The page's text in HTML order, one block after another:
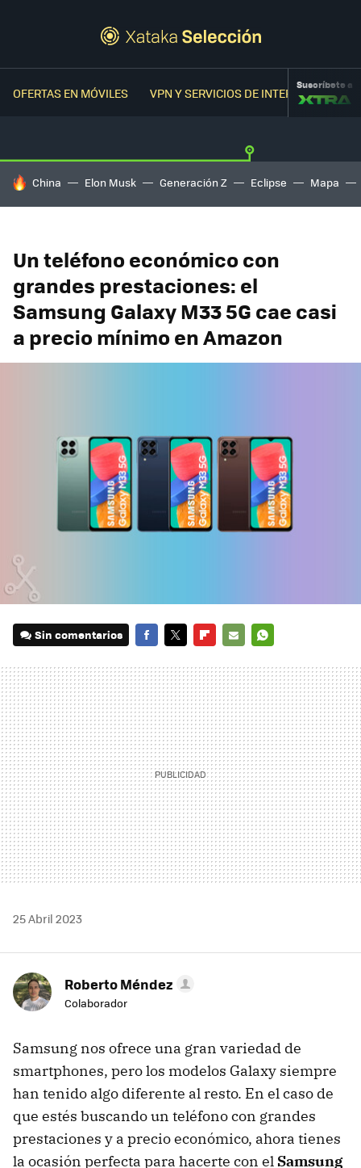
OFERTAS EN MÓVILES VPN Y SERVICIOS DE INTERNETSuscríbete a
HOY SE HABLA DE
China Elon Musk Generación Z Eclipse Mapa
Un teléfono económico con
grandes prestaciones: el
Samsung Galaxy M33 5G cae casi
a precio mínimo en Amazon
Sin comentarios
MAIL
25 Abril 2023
Roberto Méndez
Colaborador
Samsung nos ofrece una gran variedad de
smartphones, pero los modelos Galaxy siempre
han tenido algo diferente al resto. En el caso de
que estés buscando un teléfono con grandes
prestaciones y a precio económico, ahora tienes
la ocasión perfecta para hacerte con el Samsung